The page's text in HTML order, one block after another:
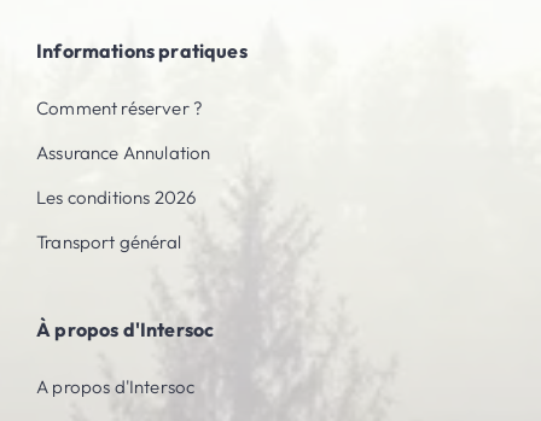
Informations pratiques
Comment réserver ?
Assurance Annulation
Les conditions 2026
Transport général
À propos d'Intersoc
A propos d'Intersoc